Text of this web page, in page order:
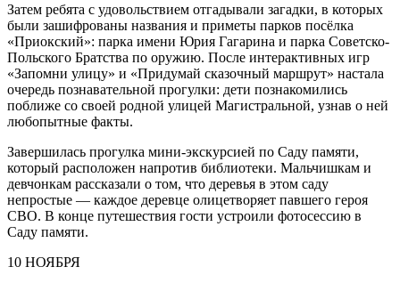
Затем ребята с удовольствием отгадывали загадки, в которых
были зашифрованы названия и приметы парков посёлка
«Приокский»: парка имени Юрия Гагарина и парка Советско-
Польского Братства по оружию. После интерактивных игр
«Запомни улицу» и «Придумай сказочный маршрут» настала
очередь познавательной прогулки: дети познакомились
поближе со своей родной улицей Магистральной, узнав о ней
любопытные факты.
Завершилась прогулка мини-экскурсией по Саду памяти,
который расположен напротив библиотеки. Мальчишкам и
девчонкам рассказали о том, что деревья в этом саду
непростые — каждое деревце олицетворяет павшего героя
СВО. В конце путешествия гости устроили фотосессию в
Саду памяти.
10 НОЯБРЯ